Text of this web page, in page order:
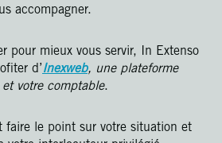
accompagner.
pour mieux vous servir, In Extenso
d’Inexweb, une plateforme
votre comptable.
faire le point sur votre situation et